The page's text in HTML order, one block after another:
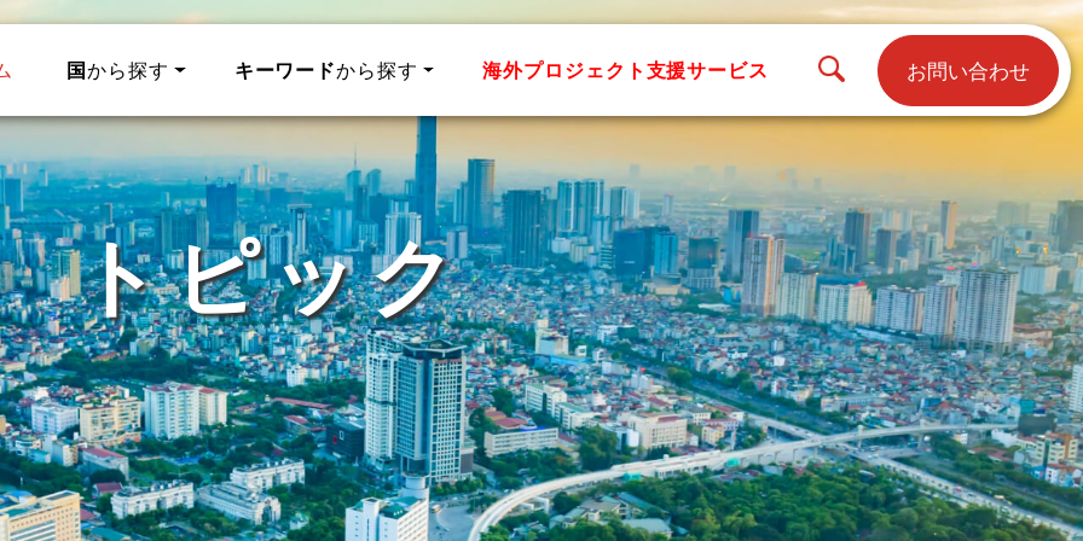
国から探す キーワードから探す 海外プロジェクト支援サービス お問い合わせ
トピック